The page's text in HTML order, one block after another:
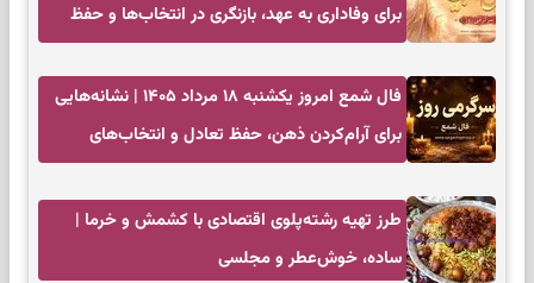
برای وفاداری به عهد، بازنگری در انتخاب‌ها و حفظ
فال شمع امروز یکشنبه ۱۸ مرداد ۱۴۰۵ | نشانه‌هایی
برای آرام‌کردن ذهن، حفظ تعادل و انتخاب‌های
طرز تهیه رشته‌پلوی اقتصادی با کشمش و خرما |
ساده، خوش‌عطر و مجلسی